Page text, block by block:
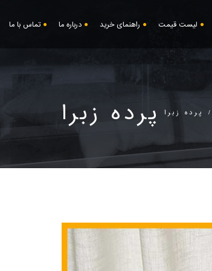
لیست قیمت راهنمای خرید درباره ما تماس با ما
پرده زبرا پرده زبرا